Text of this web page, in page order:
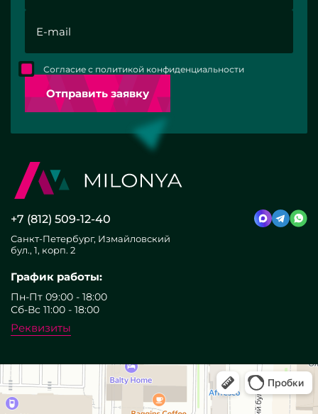
Отправить заявку
Согласие с политикой конфиденциальности
+7 (812) 509-12-40
Санкт-Петербург, Измайловский
бул., 1, корп. 2
График работы:
Пн-Пт 09:00 - 18:00
Сб-Вс 11:00 - 18:00
Реквизиты